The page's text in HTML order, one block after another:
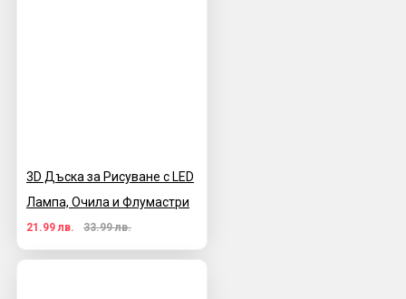
3D Дъска за Рисуване с LED
Лампа, Очила и Флумастри
21.99 лв. 33.99 лв.